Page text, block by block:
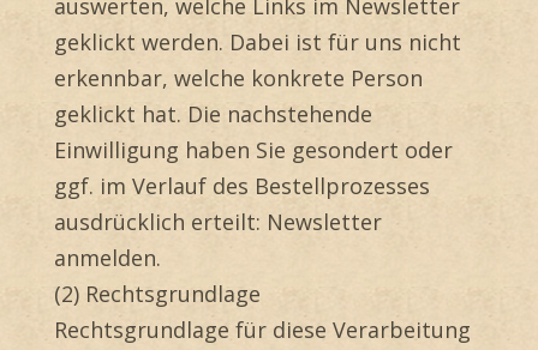
auswerten, welche Links im Newsletter
geklickt werden. Dabei ist für uns nicht
erkennbar, welche konkrete Person
geklickt hat. Die nachstehende
Einwilligung haben Sie gesondert oder
ggf. im Verlauf des Bestellprozesses
ausdrücklich erteilt: Newsletter
anmelden.
(2) Rechtsgrundlage
Rechtsgrundlage für diese Verarbeitung